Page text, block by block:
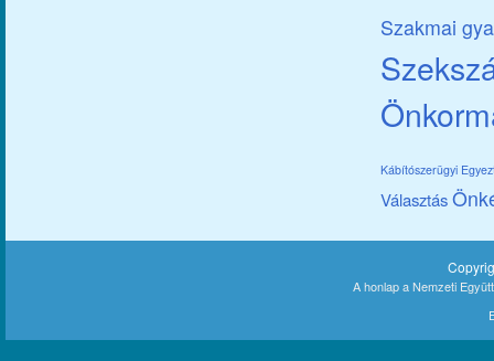
Szakmai
Kábítószerügyi
Választás
A honlap a Nemzeti